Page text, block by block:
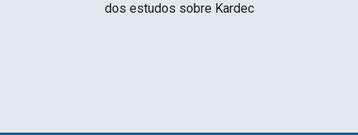
dos estudos sobre Kardec